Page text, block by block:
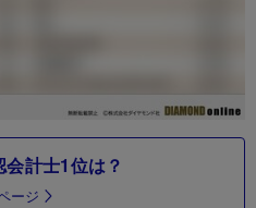
計士1位は？
ージ